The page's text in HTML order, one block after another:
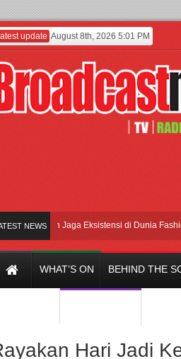
update August 8th, 2026 5:01 PM
NEWS
26 Tahun Jaga Eksistensi di Dunia Fashion
WHAT’S ON BEHIND THE
Hari Jadi